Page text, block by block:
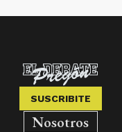
SUSCRIBITE
Nosotros